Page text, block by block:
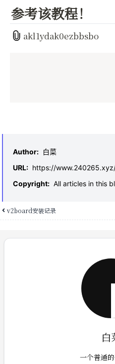
参考该教程！
akl1ydak0ezbbsbo
Author: 白菜
URL: https://
Copyright: All articles in this
v2board安装记录
白
一个普通